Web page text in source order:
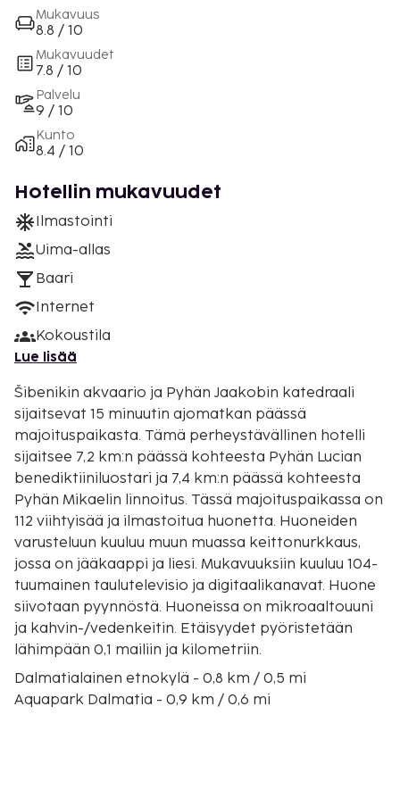
Mukavuus
8.8 / 10
Mukavuudet
7.8 / 10
Palvelu
9 / 10
Kunto
8.4 / 10
Hotellin mukavuudet
Ilmastointi
Uima-allas
Baari
Internet
Kokoustila
Lue lisää
Šibenikin akvaario ja Pyhän Jaakobin katedraali
sijaitsevat 15 minuutin ajomatkan päässä
majoituspaikasta. Tämä perheystävällinen hotelli
sijaitsee 7,2 km:n päässä kohteesta Pyhän Lucian
benediktiiniluostari ja 7,4 km:n päässä kohteesta
Pyhän Mikaelin linnoitus. Tässä majoituspaikassa on
112 viihtyisää ja ilmastoitua huonetta. Huoneiden
varusteluun kuuluu muun muassa keittonurkkaus,
jossa on jääkaappi ja liesi. Mukavuuksiin kuuluu 104-
tuumainen taulutelevisio ja digitaalikanavat. Huone
siivotaan pyynnöstä. Huoneissa on mikroaaltouuni
ja kahvin-/vedenkeitin. Etäisyydet pyöristetään
lähimpään 0,1 mailiin ja kilometriin.
Dalmatialainen etnokylä - 0,8 km / 0,5 mi
Aquapark Dalmatia - 0,9 km / 0,6 mi